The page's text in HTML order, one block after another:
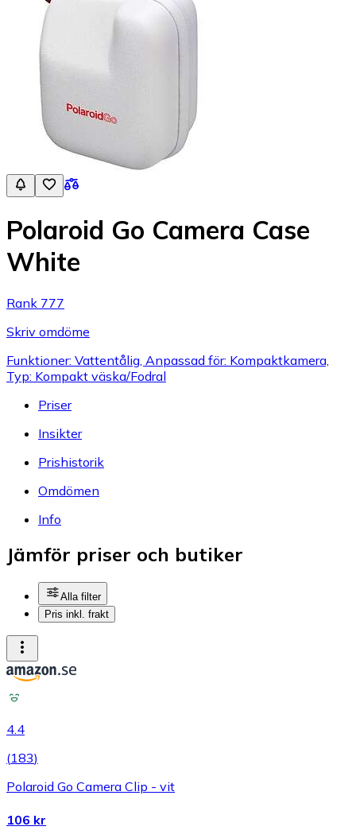
Polaroid Go Camera Case
White
Rank 777
Skriv omdöme
Funktioner: Vattentålig, Anpassad för: Kompaktkamera,
Typ: Kompakt väska/Fodral
Priser
Insikter
Prishistorik
Omdömen
Info
Jämför priser och butiker
Alla filter
Pris inkl. frakt
4.4
(183)
Polaroid Go Camera Clip - vit
106 kr